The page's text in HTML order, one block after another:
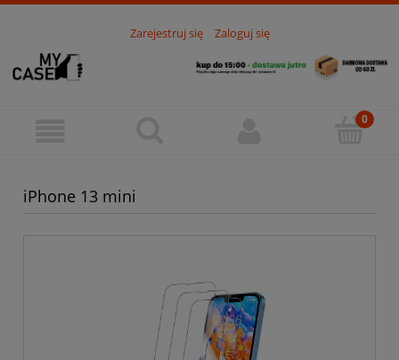
Zarejestruj się Zaloguj się
iPhone 13 mini